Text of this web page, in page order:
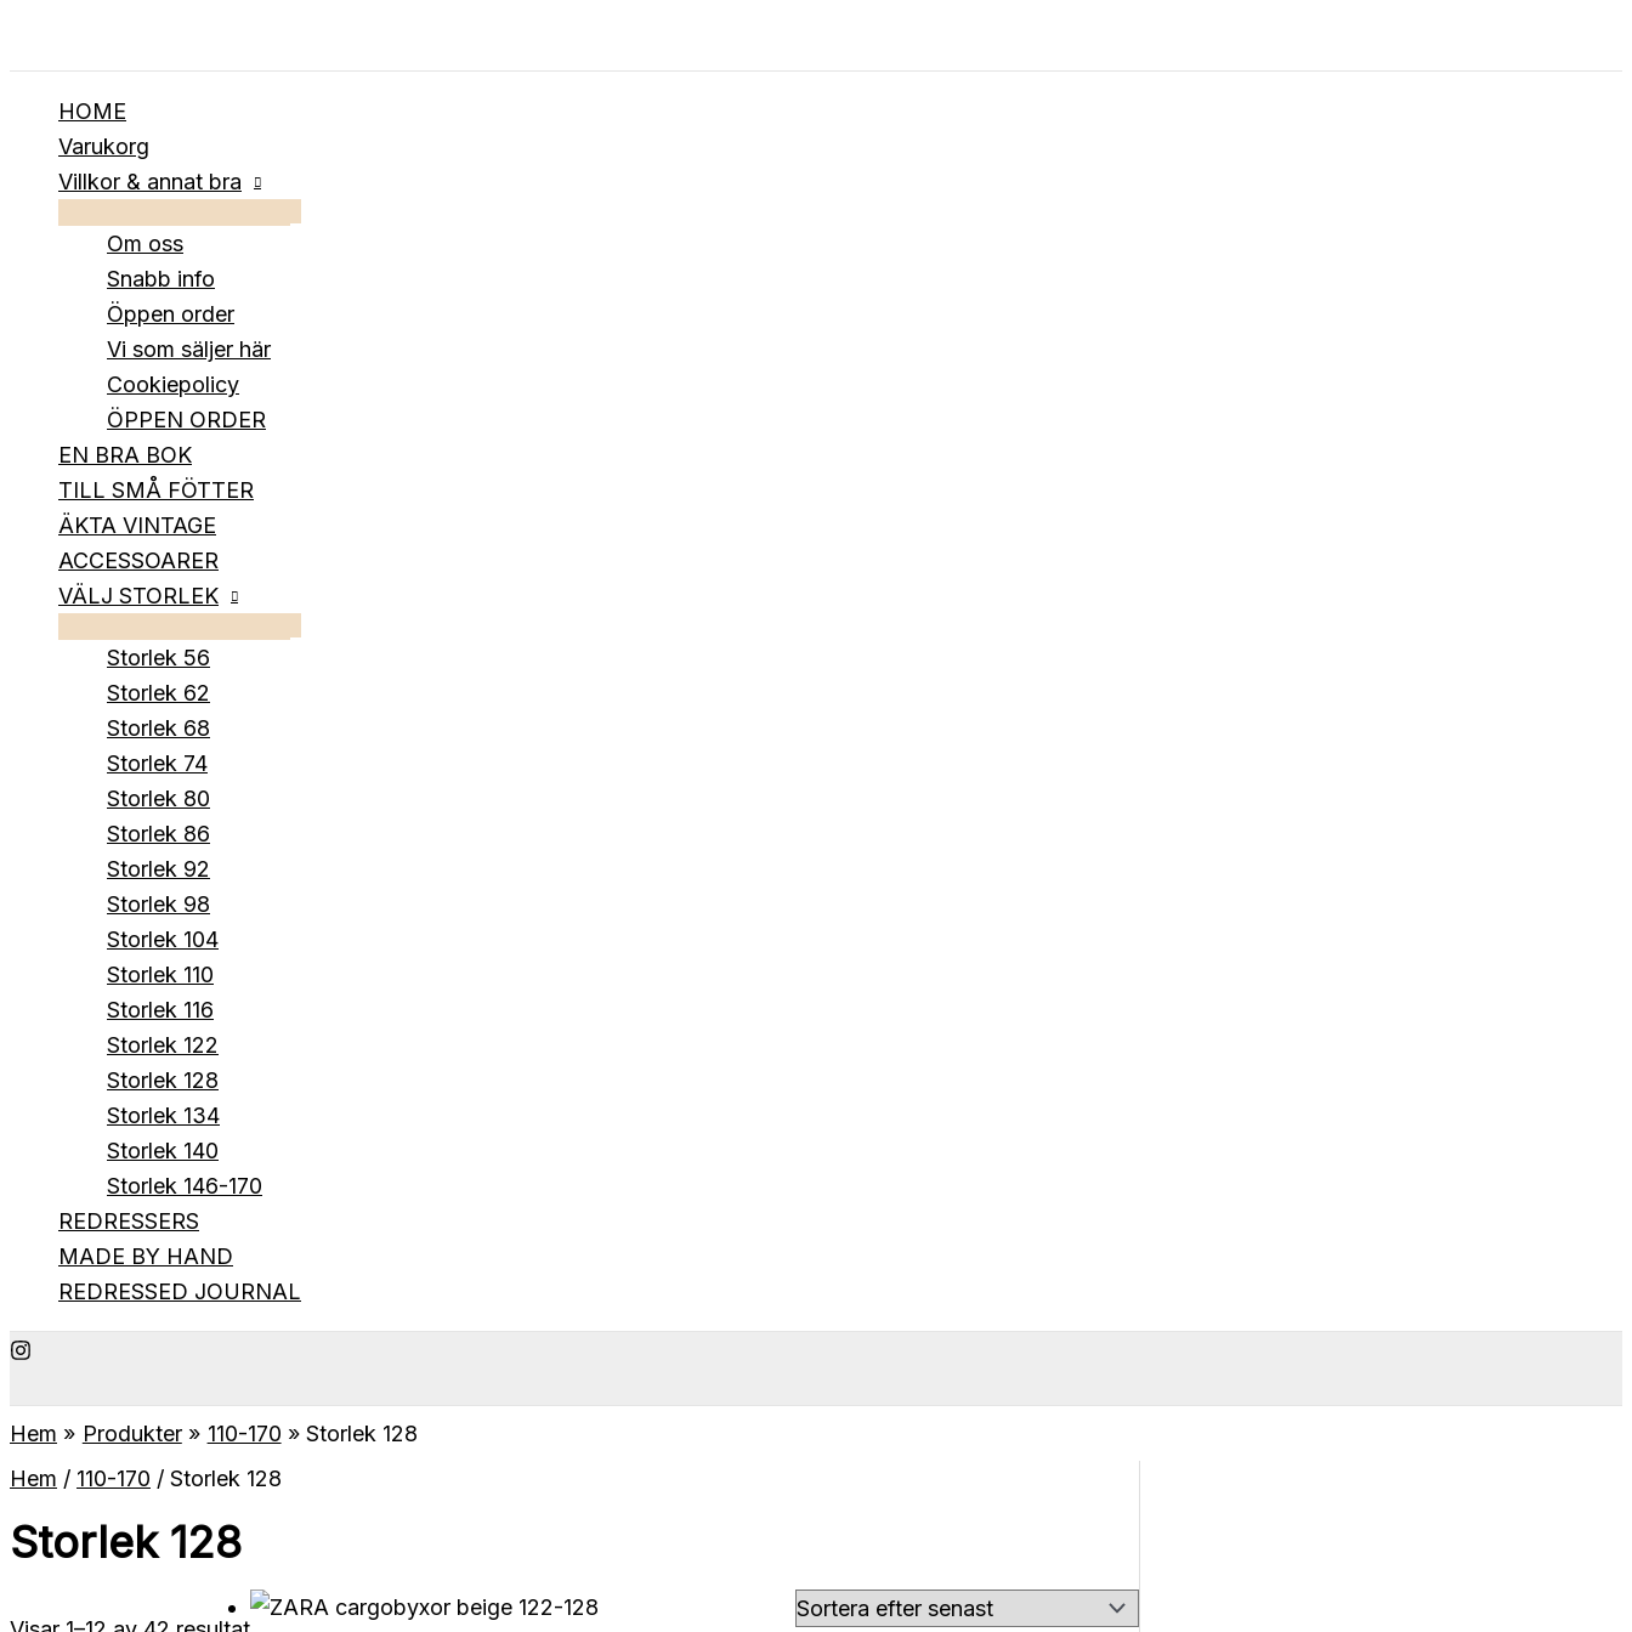
HOME
Varukorg
Villkor & annat bra
Om oss
Snabb info
Öppen order
Vi som säljer här
Cookiepolicy
ÖPPEN ORDER
EN BRA BOK
TILL SMÅ FÖTTER
ÄKTA VINTAGE
ACCESSOARER
VÄLJ STORLEK
Storlek 56
Storlek 62
Storlek 68
Storlek 74
Storlek 80
Storlek 86
Storlek 92
Storlek 98
Storlek 104
Storlek 110
Storlek 116
Storlek 122
Storlek 128
Storlek 134
Storlek 140
Storlek 146-170
REDRESSERS
MADE BY HAND
REDRESSED JOURNAL
Hem Produkter 110-170
Storlek 128
Hem / 110-170 / Storlek 128
Storlek 128